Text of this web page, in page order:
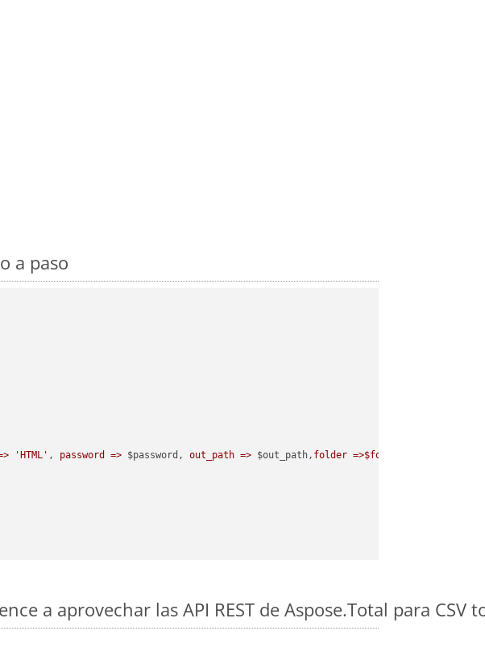
a paso
'HTML' , password => $password, out_path => $out_path, folder =>$folder
a aprovechar las API REST de Aspose.Total para CSV